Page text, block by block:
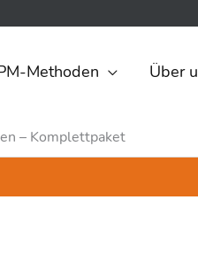
Methoden Über
– Komplettpaket